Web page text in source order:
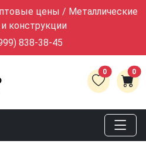
цены / Металлические
конструкции
838-38-45
0 0